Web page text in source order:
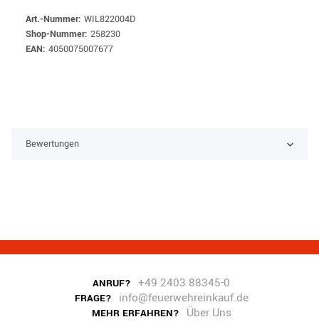
Art.-Nummer: WIL822004D
Shop-Nummer: 258230
EAN: 4050075007677
Bewertungen
ANRUF? +49 2403 88345-0
FRAGE? info@feuerwehreinkauf.de
MEHR ERFAHREN? Über Uns